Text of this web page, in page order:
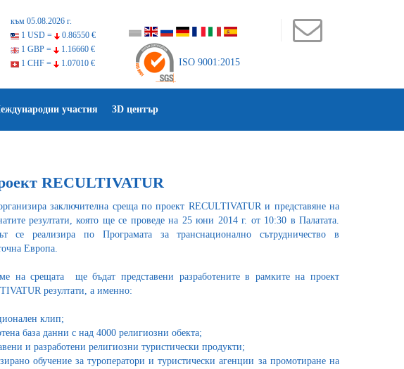
към 05.08.2026 г.
1 USD =
0.86550 €
1 GBP =
1.16660 €
1 CHF =
1.07010 € ISO 9001:2015
участия 3D център
RECULTIVATUR
заключителна среща по проект RECULTIVATUR и представяне на
резултати, която ще се проведе на 25 юни 2014 г. от 10:30 в Палатата.
се реализира по Програмата за транснационално сътрудничество в
Европа.
на срещата ще бъдат представени разработените в рамките на проект
резултати, а именно:
клип;
база данни с над 4000 религиозни обекта;
и разработени религиозни туристически продукти;
обучение за туроператори и туристически агенции за промотиране на